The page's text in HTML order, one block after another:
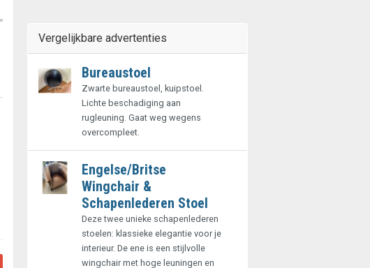
Vergelijkbare advertenties
Bureaustoel
Zwarte bureaustoel, kuipstoel.
Lichte beschadiging aan
rugleuning. Gaat weg wegens
overcompleet.
Engelse/Britse
Wingchair &
Schapenlederen Stoel
Deze twee unieke schapenlederen
stoelen: klassieke elegantie voor je
interieur. De ene is een stijlvolle
wingchair met hoge leuningen en